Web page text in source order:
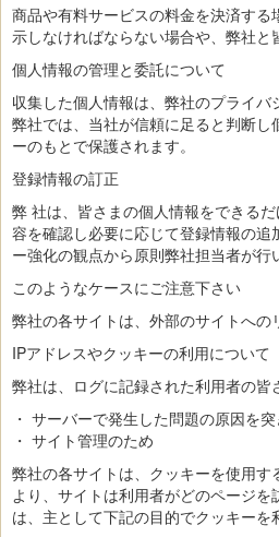
商品や有料サービスの料金を決済す
示しなければならない場合や、弊社
個人情報の管理と委託について
収集した個人情報は、弊社のプライバ
弊社では、当社が信頼に足ると判断
ーのもとで保護されます。
登録情報の訂正
弊 社は、皆さまの個人情報をできる
容を確認し必要に応じて登録情報の
ー強化の観点から原則弊社担当者が行
このようなケースにご注意下さい
弊社の各サイトは、外部のサイトへの
IPアドレスやクッキーの利用について
弊社は、ログに記録された利用者の皆
・ サーバーで発生した問題の原因を
・ サイト管理のため
弊社の各サイトは、クッキーを使用
より、サイトは利用者がどのページ
は、主として下記の目的でクッキーを